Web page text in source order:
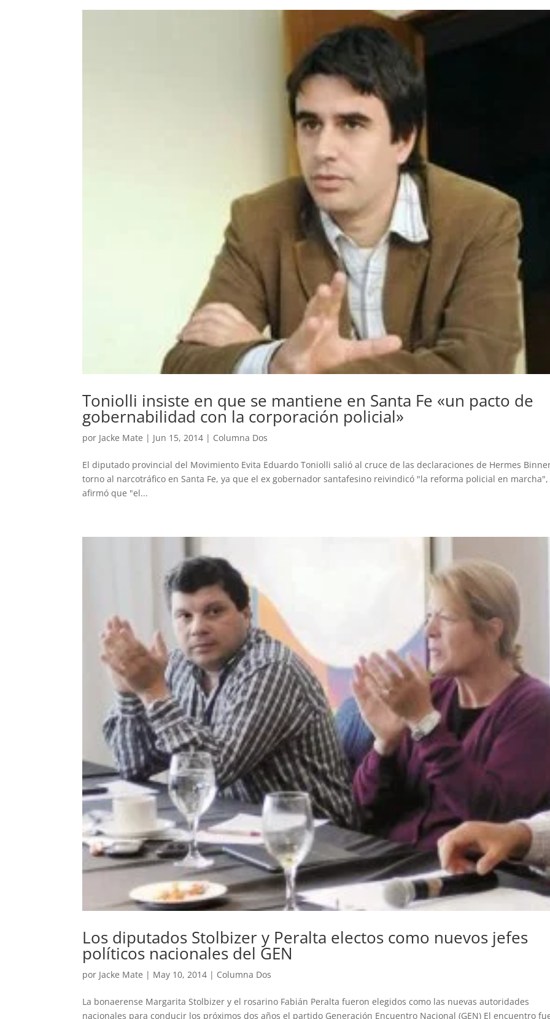
Toniolli insiste en que se mantiene en Santa Fe «un pacto de
gobernabilidad con la corporación policial»
por Jacke Mate | Jun 15, 2014 | Columna Dos
El diputado provincial del Movimiento Evita Eduardo Toniolli salió al cruce de las declaraciones de Hermes
torno al narcotráfico en Santa Fe, ya que el ex gobernador santafesino reivindicó "la reforma policial en marcha",
afirmó que "el...
Los diputados Stolbizer y Peralta electos como nuevos jefes
políticos nacionales del GEN
por Jacke Mate | May 10, 2014 | Columna Dos
La bonaerense Margarita Stolbizer y el rosarino Fabián Peralta fueron elegidos como las nuevas autoridades
nacionales para conducir los próximos dos años el partido Generación Encuentro Nacional (GEN) El encuentro